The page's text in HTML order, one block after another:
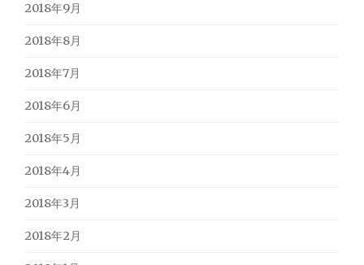
2018年9月
2018年8月
2018年7月
2018年6月
2018年5月
2018年4月
2018年3月
2018年2月